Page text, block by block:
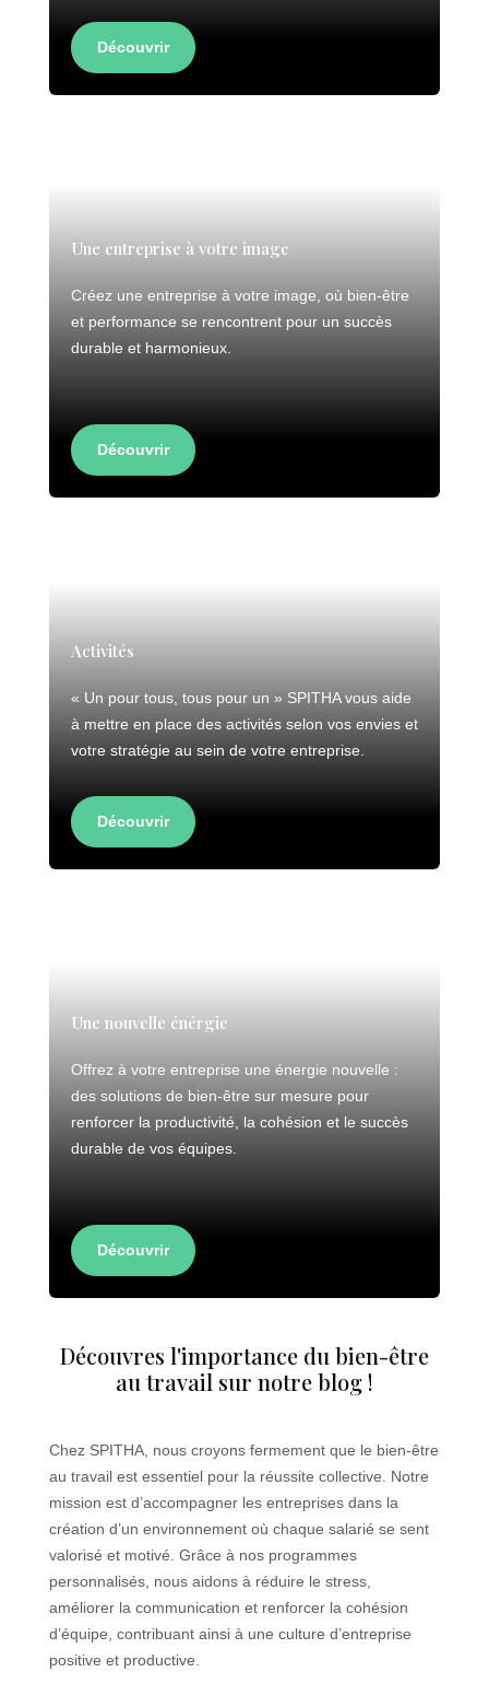
Découvrir
Une entreprise à votre image
Créez une entreprise à votre image, où bien-être
et performance se rencontrent pour un succès
durable et harmonieux.
Découvrir
Activités
« Un pour tous, tous pour un » SPITHA vous aide
à mettre en place des activités selon vos envies et
votre stratégie au sein de votre entreprise.
Découvrir
Une nouvelle énérgie
Offrez à votre entreprise une énergie nouvelle :
des solutions de bien-être sur mesure pour
renforcer la productivité, la cohésion et le succès
durable de vos équipes.
Découvrir
Découvres l'importance du bien-être
au travail sur notre blog !
Chez SPITHA, nous croyons fermement que le bien-être
au travail est essentiel pour la réussite collective. Notre
mission est d’accompagner les entreprises dans la
création d’un environnement où chaque salarié se sent
valorisé et motivé. Grâce à nos programmes
personnalisés, nous aidons à réduire le stress,
améliorer la communication et renforcer la cohésion
d’équipe, contribuant ainsi à une culture d’entreprise
positive et productive.